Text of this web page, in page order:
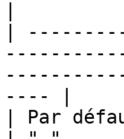
|
---- |
| Par